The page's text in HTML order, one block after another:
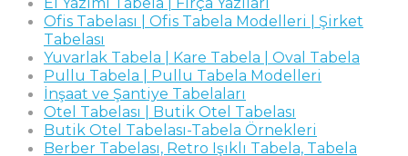
Ofis Tabelası | Ofis Tabela Modelleri | Şirket
Tabelası
Yuvarlak Tabela | Kare Tabela | Oval Tabela
Pullu Tabela | Pullu Tabela Modelleri
İnşaat ve Şantiye Tabelaları
Otel Tabelası | Butik Otel Tabelası
Butik Otel Tabelası-Tabela Örnekleri
Berber Tabelası, Retro Işıklı Tabela, Tabela